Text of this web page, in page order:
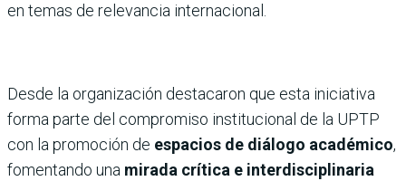
en temas de relevancia internacional.
Desde la organización destacaron que esta iniciativa
forma parte del compromiso institucional de la UPTP
con la promoción de espacios de diálogo académico,
fomentando una mirada crítica e interdisciplinaria